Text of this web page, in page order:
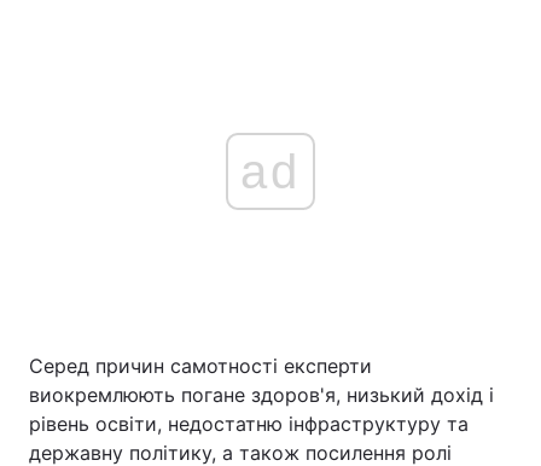
ad
Серед причин самотності експерти
виокремлюють погане здоров'я, низький дохід і
рівень освіти, недостатню інфраструктуру та
державну політику, а також посилення ролі